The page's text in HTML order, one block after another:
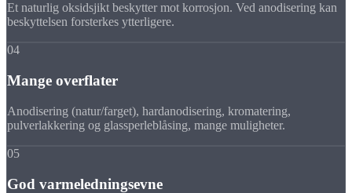
Et naturlig oksidsjikt beskytter mot korrosjon. Ved anodisering kan
beskyttelsen forsterkes ytterligere.
04
Mange overflater
Anodisering (natur/farget), hardanodisering, kromatering,
pulverlakkering og glassperleblåsing, mange muligheter.
05
God varmeledningsevne